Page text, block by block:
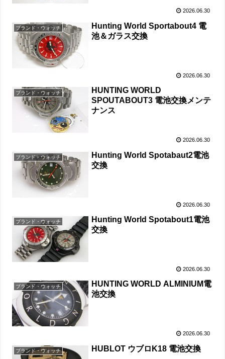
2026.06.30
ブランド・ウォッチ
Hunting World Sportabout4 電
池＆ガラス交換
2026.06.30
ブランド・ウォッチ
HUNTING WORLD
SPOUTABOUT3 電池交換メンテ
ナンス
2026.06.30
ブランド・ウォッチ
Hunting World Spotabaut2電池
交換
2026.06.30
ブランド・ウォッチ
Hunting World Spotabout1電池
交換
2026.06.30
ブランド・ウォッチ
HUNTING WORLD ALMINIUM電
池交換
2026.06.30
ブランド・ウォッチ HUBLOT ウブロK18 電池交換